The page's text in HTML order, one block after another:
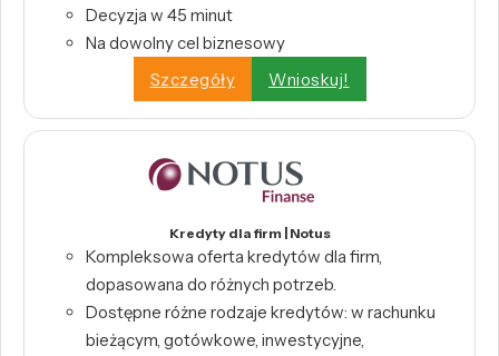
Decyzja w 45 minut
Na dowolny cel biznesowy
Szczegóły
Wnioskuj!
Kredyty dla firm | Notus
Kompleksowa oferta kredytów dla firm,
dopasowana do różnych potrzeb.
Dostępne różne rodzaje kredytów: w rachunku
bieżącym, gotówkowe, inwestycyjne,